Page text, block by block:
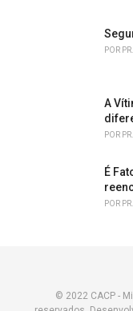
POR
A
POR
É
POR
© 2022 CACP -